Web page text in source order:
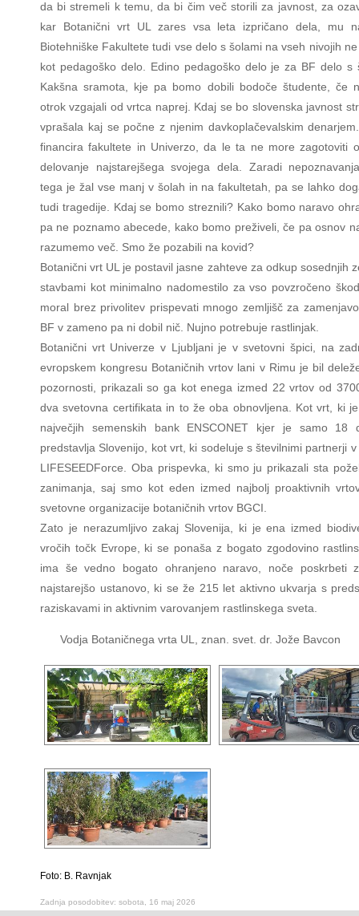
da bi stremeli k temu, da bi čim več storili za javnost, za
kar Botanični vrt UL zares vsa leta izpričano dela, mu
Biotehniške Fakultete tudi vse delo s šolami na vseh nivojih
kot pedagoško delo. Edino pedagoško delo je za BF delo s
Kakšna sramota, kje pa bomo dobili bodoče študente, če
otrok vzgajali od vrtca naprej. Kdaj se bo slovenska javnost
vprašala kaj se počne z njenim davkoplačevalskim
financira fakultete in Univerzo, da le ta ne more zagotoviti
delovanje najstarejšega svojega dela. Zaradi
tega je žal vse manj v šolah in na fakultetah, pa se lahko
tudi tragedije. Kdaj se bomo streznili? Kako bomo naravo
pa ne poznamo abecede, kako bomo preživeli, če pa osnov
razumemo več. Smo že pozabili na kovid?
Botanični vrt UL je postavil jasne zahteve za odkup sosednjih
stavbami kot minimalno nadomestilo za vso povzročeno
moral brez privolitev prispevati mnogo zemljišč za
BF v zameno pa ni dobil nič. Nujno potrebuje rastlinjak.
Botanični vrt Univerze v Ljubljani je v svetovni špici, na
evropskem kongresu Botaničnih vrtov lani v Rimu je bil
pozornosti, prikazali so ga kot enega izmed 22 vrtov od
dva svetovna certifikata in to že oba obnovljena. Kot vrt, ki
največjih semenskih bank ENSCONET kjer je samo 18
predstavlja Slovenijo, kot vrt, ki sodeluje s številnimi partnerji
LIFESEEDForce. Oba prispevka, ki smo ju prikazali sta
zanimanja, saj smo kot eden izmed najbolj proaktivnih
svetovne organizacije botaničnih vrtov BGCI.
Zato je nerazumljivo zakaj Slovenija, ki je ena izmed
vročih točk Evrope, ki se ponaša z bogato zgodovino
ima še vedno bogato ohranjeno naravo, noče poskrbeti
najstarejšo ustanovo, ki se že 215 let aktivno ukvarja s
raziskavami in aktivnim varovanjem rastlinskega sveta.
Vodja Botaničnega vrta UL, znan. svet. dr. Jože Bavcon
Foto: B. Ravnjak
Zadnja posodobitev: sobota, 16 maj 2026